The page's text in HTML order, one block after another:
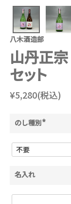
八木酒造部
山丹正
セット
¥5,280(税込)
のし種別
須
名入れ